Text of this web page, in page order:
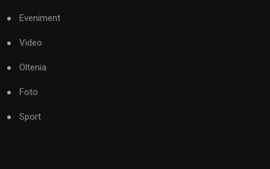
Eveniment
Video
Oltenia
Foto
Sport